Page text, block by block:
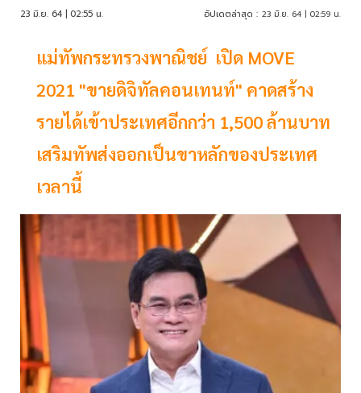
23 มิ.ย. 64 | 02:55 น. อัปเดตล่าสุด : 23 มิ.ย. 64 | 02:59 น.
แม่ทัพกระทรวงพาณิชย์ เปิด MOVE
2021 "ขายดิจิทัลคอนเทนท์" คาดสร้าง
รายได้เข้าประเทศอีกกว่า 1,500 ล้านบาท
เสริมทัพส่งออกเป็นขาหลักของประเทศ
เวลานี้